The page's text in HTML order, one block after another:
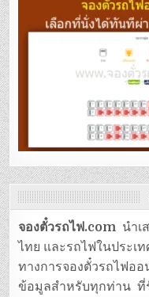
จองตั๋วรถไฟ.com นำเ
ไทย และรถไฟในประเ
ทางการจองตั๋วรถไฟอ
ข้อมูลสำหรับทุกท่าน ที่